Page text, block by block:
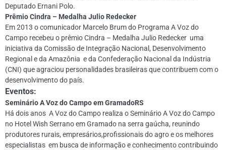
Deputado Ernani Polo.
Prêmio Cindra – Medalha Julio Redecker
Em 2013 o comunicador Marcelo Brum do Programa A Voz do
Campo recebeu o prêmio Cindra – Medalha Julio Redecker uma
iniciativa da Comissão de Integração Nacional, Desenvolvimento
Regional e da Amazônia e da Confederação Nacional da Indústria
(CNI) que agraciou personalidades brasileiras que contribuem com o
desenvolvimento do país.
Eventos:
Seminário A Voz do Campo em GramadoRS
Há dois anos A Voz do Campo realiza o Seminário A Voz do Campo
no Hotel Wish Serrano em Gramado na serra gaúcha, reunindo
produtores rurais, empresários,profissionais do agro e os melhores
especialistas em busca de informação e conhecimento contribuindo